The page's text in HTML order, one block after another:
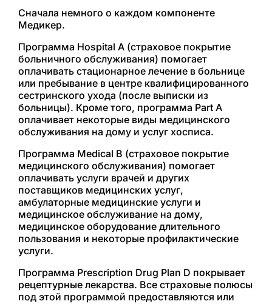
Сначала немного о каждом компоненте
Медикер.
Программа Hospital A (страховое покрытие
больничного обслуживания) помогает
оплачивать стационарное лечение в больнице
или пребывание в центре квалифицированного
сестринского ухода (после выписки из
больницы). Кроме того, программа Part A
оплачивает некоторые виды медицинского
обслуживания на дому и услуг хосписа.
Программа Medical B (страховое покрытие
медицинского обслуживания) помогает
оплачивать услуги врачей и других
поставщиков медицинских услуг,
амбулаторные медицинские услуги и
медицинское обслуживание на дому,
медицинское оборудование длительного
пользования и некоторые профилактические
услуги.
Программа Prescription Drug Plan D покрывает
рецептурные лекарства. Все страховые полюсы
под этой программой предоставляются или